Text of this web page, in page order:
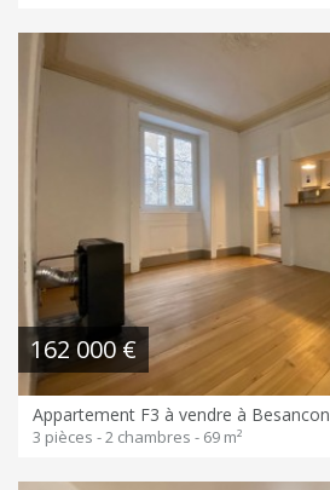
162 000 €
Appartement F3 à vendre à Besancon
3 pièces - 2 chambres - 69 m²